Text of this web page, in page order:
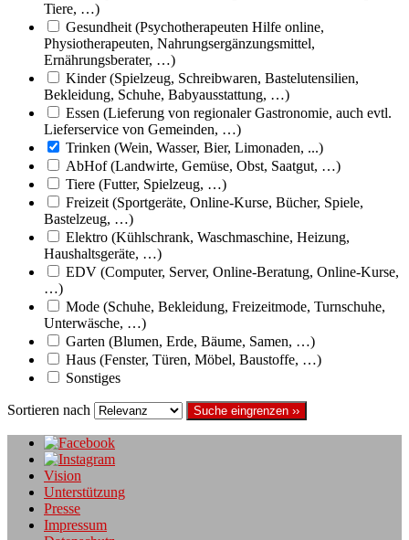
Tiere, …)
Gesundheit (Psychotherapeuten Hilfe online,
Physiotherapeuten, Nahrungsergänzungsmittel,
Ernährungsberater, …)
Kinder (Spielzeug, Schreibwaren, Bastelutensilien,
Bekleidung, Schuhe, Babyausstattung, …)
Essen (Lieferung von regionaler Gastronomie, auch evtl.
Lieferservice von Gemeinden, …)
Trinken (Wein, Wasser, Bier, Limonaden, ...)
AbHof (Landwirte, Gemüse, Obst, Saatgut, …)
Tiere (Futter, Spielzeug, …)
Freizeit (Sportgeräte, Online-Kurse, Bücher, Spiele,
Bastelzeug, …)
Elektro (Kühlschrank, Waschmaschine, Heizung,
Haushaltsgeräte, …)
EDV (Computer, Server, Online-Beratung, Online-Kurse,
…)
Mode (Schuhe, Bekleidung, Freizeitmode, Turnschuhe,
Unterwäsche, …)
Garten (Blumen, Erde, Bäume, Samen, …)
Haus (Fenster, Türen, Möbel, Baustoffe, …)
Sonstiges
Sortieren nach Suche eingrenzen ››
Vision
Unterstützung
Presse
Impressum